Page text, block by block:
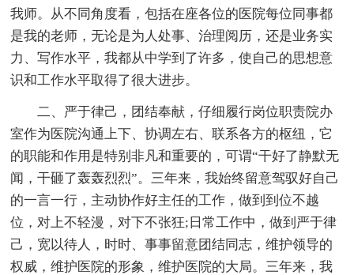
我师。从不同角度看，包括在座各位的医院每位同事都
是我的老师，无论是为人处事、治理阅历，还是业务实
力、写作水平，我都从中学到了许多，使自己的思想意
识和工作水平取得了很大进步。
二、严于律己，团结奉献，仔细履行岗位职责院办
室作为医院沟通上下、协调左右、联系各方的枢纽，它
的职能和作用是特别非凡和重要的，可谓“干好了静默无
闻，干砸了轰轰烈烈”。三年来，我始终留意驾驭好自己
的一言一行，主动协作好主任的工作，做到到位不越
位，对上不轻漫，对下不张狂;日常工作中，做到严于律
己，宽以待人，时时、事事留意团结同志，维护领导的
权威，维护医院的形象，维护医院的大局。三年来，我